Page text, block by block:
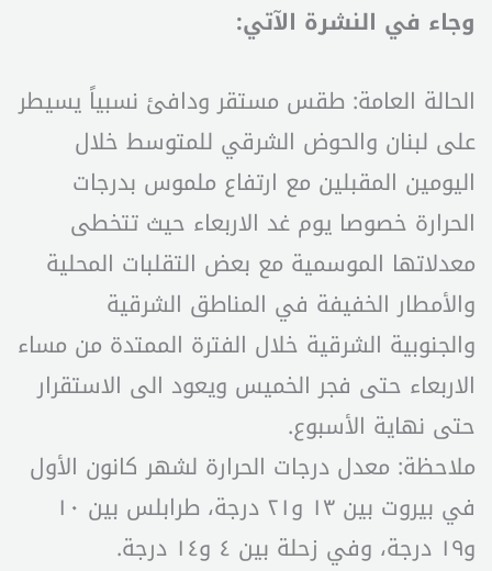
وجاء في النشرة الآتي:
الحالة العامة: طقس مستقر ودافئ نسبياً يسيطر
على لبنان والحوض الشرقي للمتوسط خلال
اليومين المقبلين مع ارتفاع ملموس بدرجات
الحرارة خصوصا يوم غد الاربعاء حيث تتخطى
معدلاتها الموسمية مع بعض التقلبات المحلية
والأمطار الخفيفة في المناطق الشرقية
والجنوبية الشرقية خلال الفترة الممتدة من مساء
الاربعاء حتى فجر الخميس ويعود الى الاستقرار
حتى نهاية الأسبوع.
ملاحظة: معدل درجات الحرارة لشهر كانون الأول
في بيروت بين ١٣ و٢١ درجة، طرابلس بين ١٠
و١٩ درجة، وفي زحلة بين ٤ و١٤ درجة.